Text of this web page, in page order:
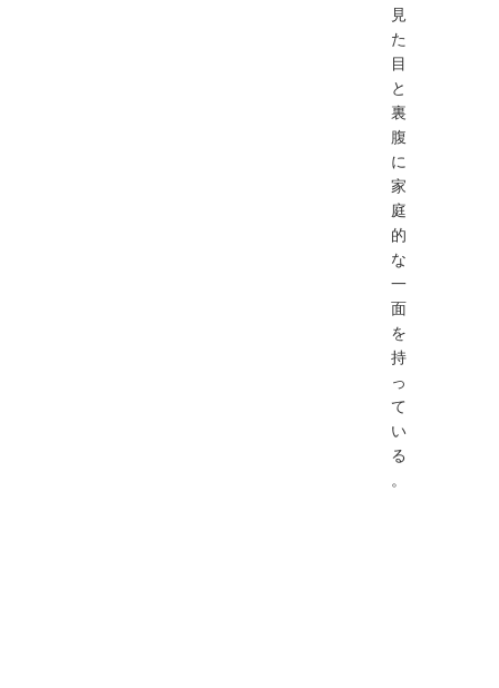
見
た
目
と
裏
腹
に
家
庭
的
な
一
面
を
持
っ
て
い
る
。